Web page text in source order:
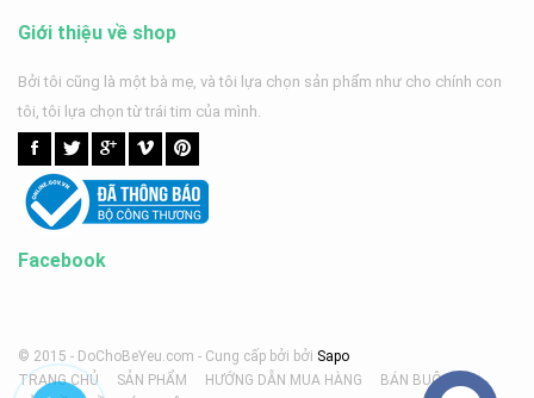
Giới thiệu về shop
Bởi tôi cũng là một bà mẹ, và tôi lựa chọn sản phẩm như cho chính con
tôi, tôi lựa chọn từ trái tim của mình.
Facebook
© 2015 - DoChoBeYeu.com - Cung cấp bởi bởi Sapo
TRANG CHỦ
SẢN PHẨM HƯỚNG DẪN MUA HÀNG
BÁN BUÔN